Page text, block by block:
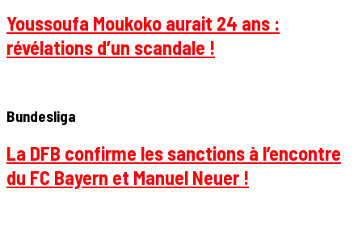
Youssoufa Moukoko aurait 24 ans :
révélations d’un scandale !
Bundesliga
La DFB confirme les sanctions à l’encontre
du FC Bayern et Manuel Neuer !